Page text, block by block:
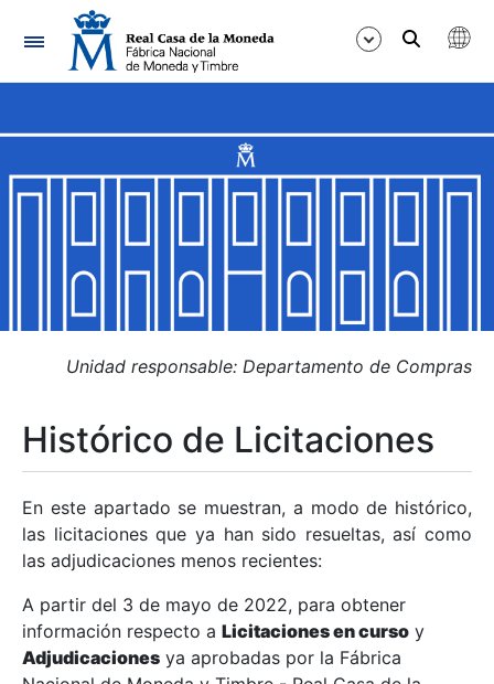
Navegación
Mostrar/Ocultar
Mostrar/Ocultar
Mostrar/Ocultar
Mostrar/Ocultar
Mostrar/Ocultar
Mostrar/Ocultar
Unidad responsable: Departamento de Compras
Histórico de Licitaciones
En este apartado se muestran, a modo de histórico,
las licitaciones que ya han sido resueltas, así como
las adjudicaciones menos recientes:
A partir del 3 de mayo de 2022, para obtener
información respecto a Licitaciones en curso y
Adjudicaciones ya aprobadas por la Fábrica